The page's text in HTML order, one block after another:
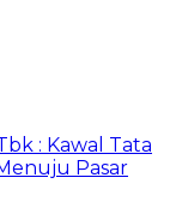
: Kawal Tata
Pasar